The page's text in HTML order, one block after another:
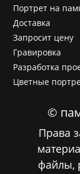
Портрет на
Доставка
Запросит цену
Гравировка
Разработка
Цветные
©
Права
файлы,